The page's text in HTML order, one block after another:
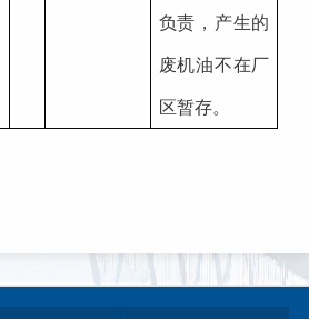
负责，产生的
废机油不在厂
区暂存。